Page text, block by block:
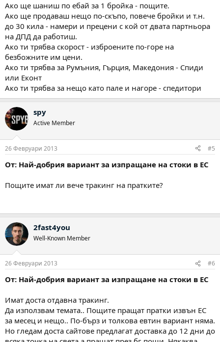
Ако ще шаниш по ебай за 1 бройка - пощите.
Ако ще продаваш нещо по-скъпо, повече бройки и т.н.
до 30 кила - намери и прецени с кой от двата партньора
на ДПД да работиш.
Ако ти трябва скорост - изброените по-горе на
безбожните им цени.
Ако ти трябва за Румъния, Гърция, Македония - Спиди
или Еконт
Ако ти трябва за нещо като пале и нагоре - спедитори
spy
Active Member
26 Февруари 2013 #5
От: Най-добрия вариант за изпращане на стоки в ЕС
Пощите имат ли вече тракинг на пратките?
2fast4you
Well-Known Member
26 Февруари 2013 #6
От: Най-добрия вариант за изпращане на стоки в ЕС
Имат доста отдавна тракинг.
Да използвам темата.. Пощите пращат пратки извън ЕС
за месец и нещо.. По-бърз и толкова евтин вариант няма.
Но гледам доста сайтове предлагат доставка до 12 дни до